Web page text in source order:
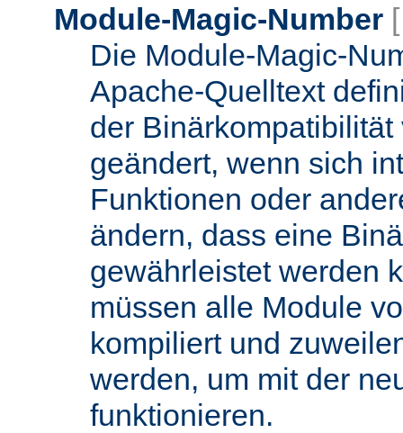
Module-Magic-Number
Die Module-Magic-
Apache-Quelltext
der
geändert, wenn sich
Funktionen oder
ändern, dass eine
gewährleistet werden
müssen alle Module
kompiliert und
werden, um mit der
funktionieren.